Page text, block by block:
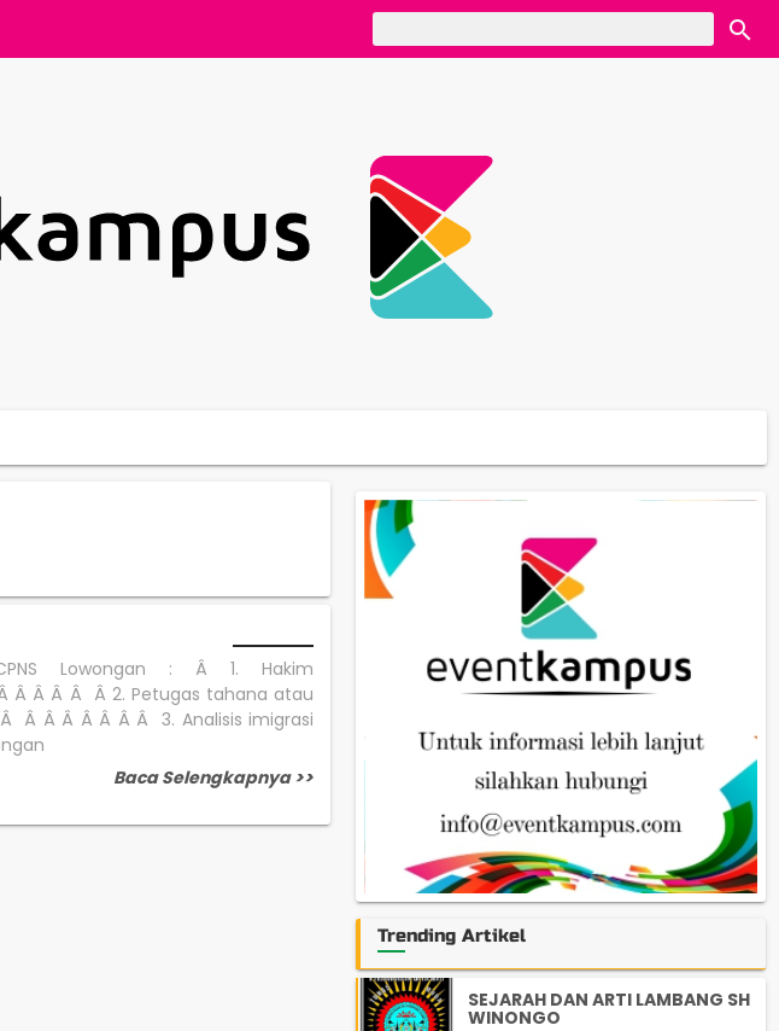
CPNS Lowongan : Â 1. Hakim
Â Â Â Â Â 2. Petugas tahana atau
Â Â Â Â Â Â Â 3. Analisis imigrasi
Baca Selengkapnya >>
Trending Artikel
SEJARAH DAN ARTI LAMBANG SH
WINONGO